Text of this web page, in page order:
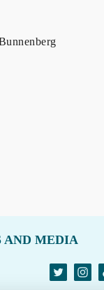
AND MEDIA